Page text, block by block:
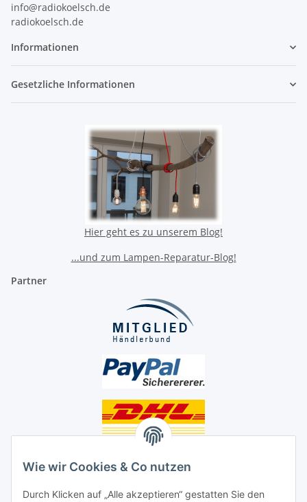
Wie wir Cookies & Co nutzen
Durch Klicken auf „Alle akzeptieren“ gestatten Sie den
info@radiokoelsch.de
radiokoelsch.de
Informationen
Gesetzliche Informationen
Hier geht es zu unserem Blog!
...und zum Lampen-Reparatur-Blog!
Partner
Social Media